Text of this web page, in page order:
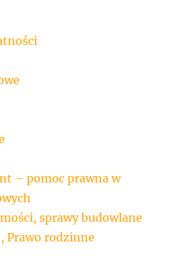
– pomoc prawna w
sprawy budowlane
Prawo rodzinne